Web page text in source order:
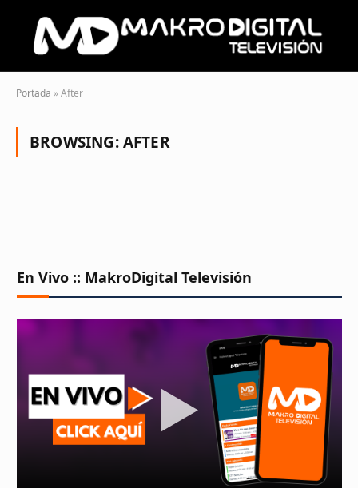
Portada »After
BROWSING:AFTER
En Vivo :: MakroDigital Televisión